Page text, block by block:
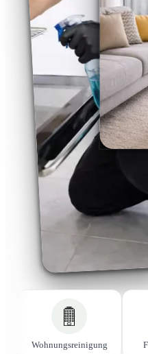
Wohnungsreinigung